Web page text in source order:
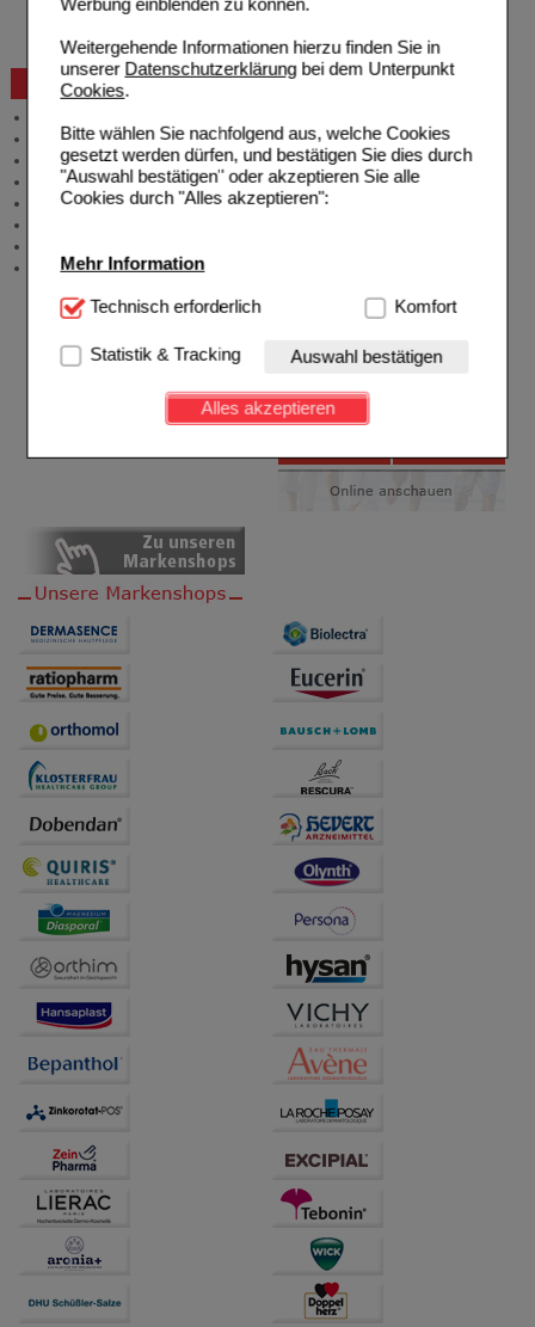
Weitergehende Informationen hierzu finden Sie in
unserer Datenschutzerklärungbei dem Unterpunkt
Cookies.
Bitte wählen Sie nachfolgend aus, welche Cookies
gesetzt werden dürfen, und bestätigen Sie dies durch
"Auswahl bestätigen" oder akzeptieren Sie alle
Cookies durch "Alles akzeptieren":
Mehr Information
Technisch Notwendig:Hierbei handelt es sich um
Website notwendig sind (z.B. Navigation, Warenkorb,
Kundenkonto), weshalb auf diese nicht verzichtet
werden kann.
Einkaufserlebnis noch ansprechender zu gestalten,
beispielsweise für die Wiedererkennung des
Besuchers oder unsere Seite an bevorzugte
anzupassen. Komfort-Cookies ermöglichen es uns
auch auf Ihre Bedürfnisse zugeschrittene Inhalte
anzuzeigen und unser Partnerprogramm zu
Hierüber lassen sich
Informationen über die Art und Weise der Nutzung
unserer Website sammeln, mit deren Hilfe wir unsere
auf unserer Website aber auch die Werbung auf
Drittseiten möglichst relevant für Sie zu gestalten.
Bitte beachten Sie, dass Daten hierfür teilweise an
Dritte wie z.B. Google oder soziale Medien
übertragen werden.
Technisch erforderlich Komfort
Statistik & Tracking Auswahl bestätigen
Alles akzeptieren
Bestellschein
Beratung und Service
Produktberatung
Meldung Arzneimittelrisiken
Zuzahlungsfreie Arzneien
Angebote & Downloads
Stellenangebote